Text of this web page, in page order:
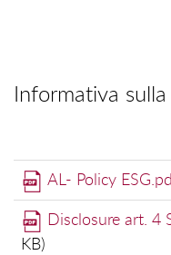
Informativa
AL- Policy
Disclosure art. 4
KB)